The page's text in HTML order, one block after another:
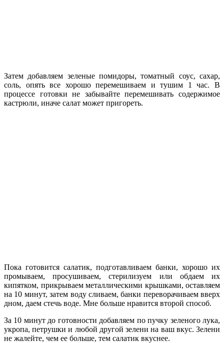
Затем добавляем зеленые помидоры, томатный соус, сахар,
соль, опять все хорошо перемешиваем и тушим 1 час. В
процессе готовки не забывайте перемешивать содержимое
кастрюли, иначе салат может пригореть.
Пока готовится салатик, подготавливаем банки, хорошо их
промываем, просушиваем, стерилизуем или обдаем их
кипятком, прикрываем металлическими крышками, оставляем
на 10 минут, затем воду сливаем, банки переворачиваем вверх
дном, даем стечь воде. Мне больше нравится второй способ.
За 10 минут до готовности добавляем по пучку зеленого лука,
укропа, петрушки и любой другой зелени на ваш вкус. Зелени
не жалейте, чем ее больше, тем салатик вкуснее.